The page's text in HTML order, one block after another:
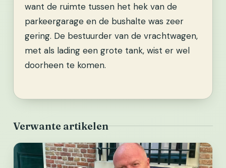
want de ruimte tussen het hek van de
parkeergarage en de bushalte was zeer
gering. De bestuurder van de vrachtwagen,
met als lading een grote tank, wist er wel
doorheen te komen.
Verwante artikelen